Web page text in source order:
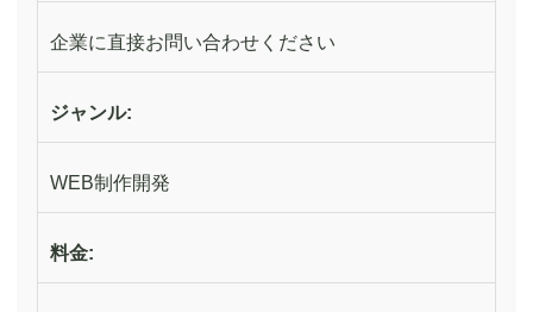
企業に直接お問い合わせください
ジャンル:
WEB制作開発
料金: